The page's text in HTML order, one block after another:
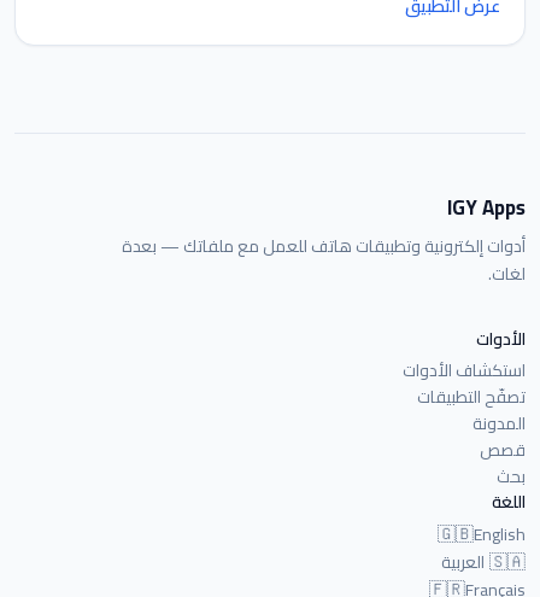
IGY Apps
أدوات إلكترونية وتطبيقات هاتف للعمل مع ملفاتك — بعدة
لغات.
الأدوات
استكشاف الأدوات
تصفّح التطبيقات
المدونة
قصص
بحث
اللغة
🇬🇧English
🇸🇦العربية
🇫🇷Français